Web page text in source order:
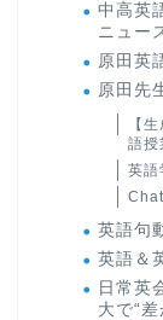
中高英
ニュー
原田英
原田先
【
語授
英語
英語句
英語＆
日常英
大で“